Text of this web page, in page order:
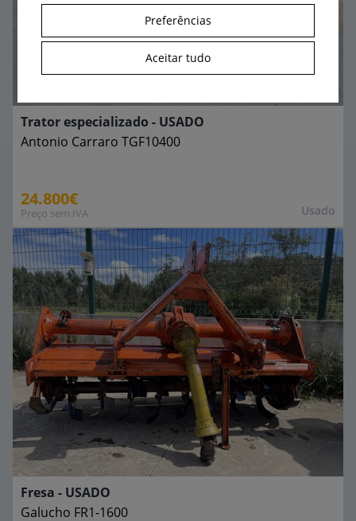
Usado
Trator especializado - USADO
Antonio Carraro TGF10400
24.800€
Preço sem IVA
Fresa - USADO
Galucho FR1-1600
Preferências
Aceitar tudo